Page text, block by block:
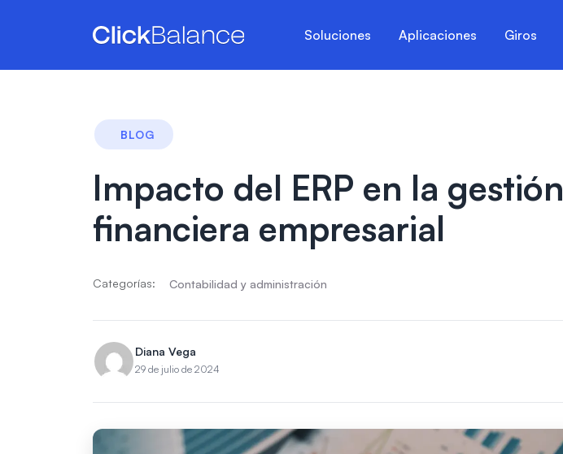
Soluciones Aplicaciones Giros
BLOG
Impacto del ERP en la gestión
financiera empresarial
Categorías: Contabilidad y administración
Diana Vega
29 de julio de 2024